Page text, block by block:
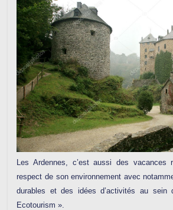
Les Ardennes, c’est aussi des vacances
respect de son environnement avec
durables et des idées d’activités au sein
Ecotourism ».